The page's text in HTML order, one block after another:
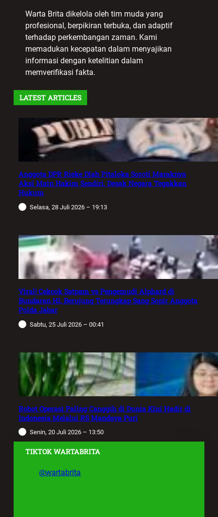
Warta Brita dikelola oleh tim muda yang
profesional, berpikiran terbuka, dan adaptif
terhadap perkembangan zaman. Kami
memadukan kecepatan dalam menyajikan
informasi dengan ketelitian dalam
memverifikasi fakta.
LATEST ARTICLES
Anggota DPR Rieke Diah Pitaloka Soroti Maraknya
Aksi Main Hakim Sendiri, Desak Negara Tegakkan
Hukum
Selasa, 28 Juli 2026 – 19:13
Viral! Cekcok Satpam vs Pengemudi Alphard di
Bundaran HI, Berujung Terungkap Sang Sopir Anggota
Polda Jabar
Sabtu, 25 Juli 2026 – 00:41
Robot Operasi Paling Canggih di Dunia Kini Hadir di
Indonesia Melalui RS Mandaya Puri
Senin, 20 Juli 2026 – 13:50
TIKTOK WARTABRITA
@wartabrita